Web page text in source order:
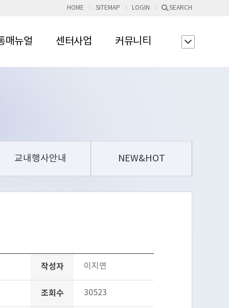
HOME SITEMAP LOGIN SEARCH
매뉴얼 센터사업 커뮤니티
교내행사안내 NEW&HOT
작성자 이지연
조회수 30523